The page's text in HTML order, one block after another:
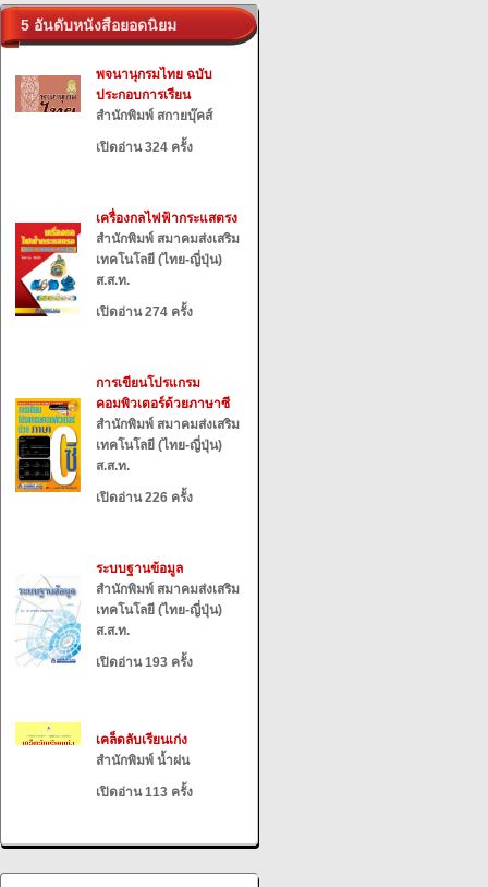
5 อันดับหนังสือยอดนิยม
พจนานุกรมไทย ฉบับ
ประกอบการเรียน
สำนักพิมพ์ สกายบุ๊คส์
เปิดอ่าน 324 ครั้ง
เครื่องกลไฟฟ้ากระแสตรง
สำนักพิมพ์ สมาคมส่งเสริม
เทคโนโลยี (ไทย-ญี่ปุ่น)
ส.ส.ท.
เปิดอ่าน 274 ครั้ง
การเขียนโปรแกรม
คอมพิวเตอร์ด้วยภาษาซี
สำนักพิมพ์ สมาคมส่งเสริม
เทคโนโลยี (ไทย-ญี่ปุ่น)
ส.ส.ท.
เปิดอ่าน 226 ครั้ง
ระบบฐานข้อมูล
สำนักพิมพ์ สมาคมส่งเสริม
เทคโนโลยี (ไทย-ญี่ปุ่น)
ส.ส.ท.
เปิดอ่าน 193 ครั้ง
เคล็ดลับเรียนเก่ง
สำนักพิมพ์ น้ำฝน
เปิดอ่าน 113 ครั้ง